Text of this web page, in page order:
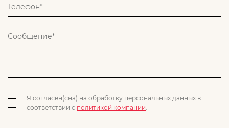
Я согласен(сна) на обработку персональных данных в
соответствии с политикой компании.